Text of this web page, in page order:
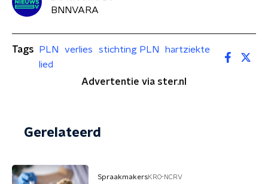
BNNVARA
Tags PLN verlies stichting PLN
hartziekte
lied
Advertentie via ster.nl
Gerelateerd
SpraakmakersKRO-NCRV